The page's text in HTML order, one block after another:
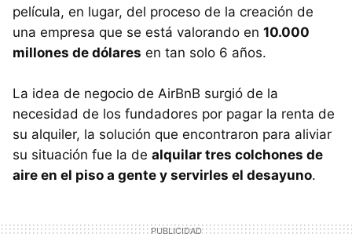
película, en lugar, del proceso de la creación de
una empresa que se está valorando en 10.000
millones de dólares en tan solo 6 años.
La idea de negocio de AirBnB surgió de la
necesidad de los fundadores por pagar la renta de
su alquiler, la solución que encontraron para aliviar
su situación fue la de alquilar tres colchones de
aire en el piso a gente y servirles el desayuno.